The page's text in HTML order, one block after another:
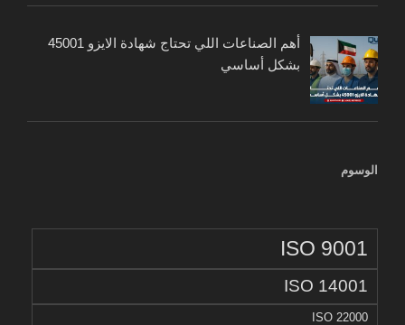
أهم الصناعات اللي تحتاج شهادة الايزو 45001
بشكل أساسي
الوسوم
ISO 9001
ISO 14001
ISO 22000